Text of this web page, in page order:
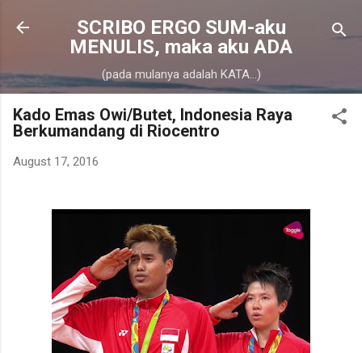
Skip to main content
SCRIBO ERGO SUM-aku
MENULIS, maka aku ADA
(pada mulanya adalah KATA...)
Kado Emas Owi/Butet, Indonesia Raya
Berkumandang di Riocentro
August 17, 2016